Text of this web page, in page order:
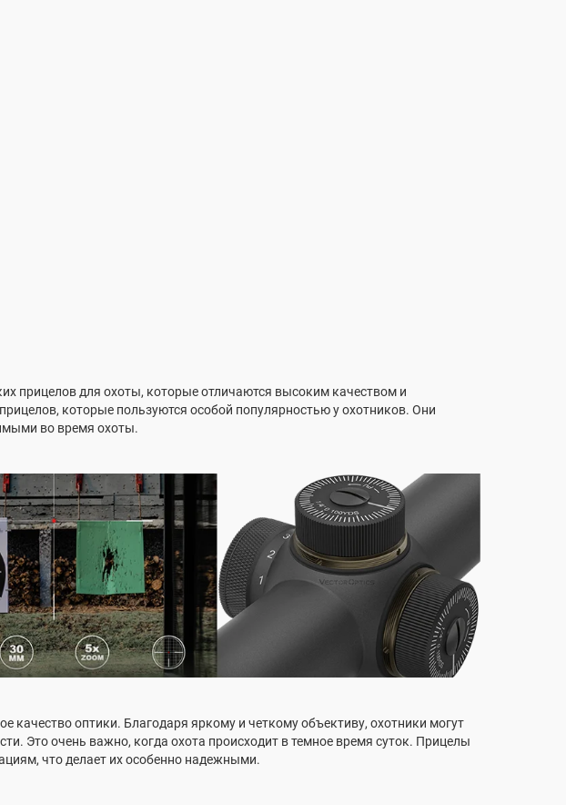
прицелов для охоты, которые отличаются высоким качеством и
которые пользуются особой популярностью у охотников. Они
во время охоты.
качество оптики. Благодаря яркому и четкому объективу, охотники могут
Это очень важно, когда охота происходит в темное время суток. Прицелы
что делает их особенно надежными.